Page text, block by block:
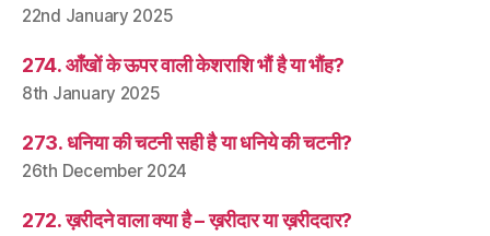
22nd January 2025
274. आँखों के ऊपर वाली केशराशि भौं है या भौंह?
8th January 2025
273. धनिया की चटनी सही है या धनिये की चटनी?
26th December 2024
272. ख़रीदने वाला क्या है – ख़रीदार या ख़रीददार?